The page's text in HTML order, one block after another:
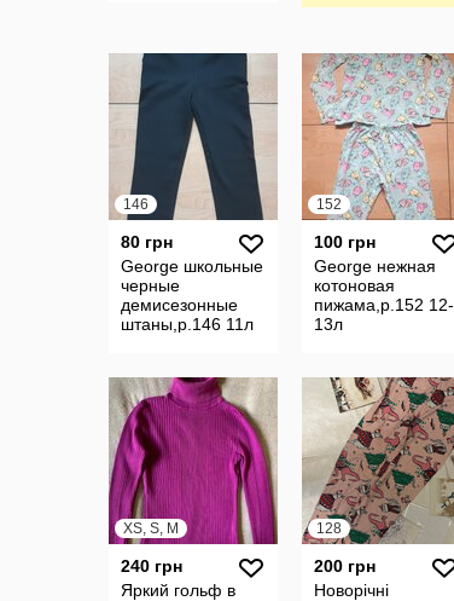
146
80 грн
George школьные
черные
демисезонные
штаны,р.146 11л
152
100 грн
George нежная
котоновая
пижама,р.152 12-
13л
XS, S, M
240 грн
Яркий гольф в
128
200 грн
Новорічні